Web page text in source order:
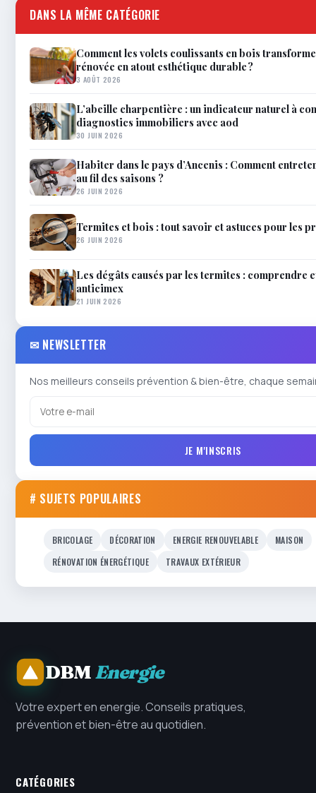
DANS LA MÊME CATÉGORIE
Comment les volets coulissants en bois
rénovée en atout esthétique durable ?
3 AOÛT 2026
L’abeille charpentière : un indicateur naturel à
diagnostics immobiliers avec aod
30 JUIN 2026
Habiter dans le pays d’Ancenis : Comment
au fil des saisons ?
26 JUIN 2026
Termites et bois : tout savoir et astuces pour les
26 JUIN 2026
Les dégâts causés par les termites : comprendre
anticimex
21 JUIN 2026
✉ NEWSLETTER
Nos meilleurs conseils prévention & bien-être, chaque
JE M'INSCRIS
# SUJETS POPULAIRES
BRICOLAGE DÉCORATION ENERGIE RENOUVELABLE
MAISON
RÉNOVATION ÉNERGÉTIQUE
TRAVAUX EXTÉRIEUR
DBMEnergie
Votre expert en energie. Conseils pratiques,
prévention et bien-être au quotidien.
CATÉGORIES